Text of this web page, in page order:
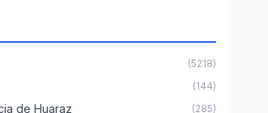
(5218)
(144)
de Huaraz (285)